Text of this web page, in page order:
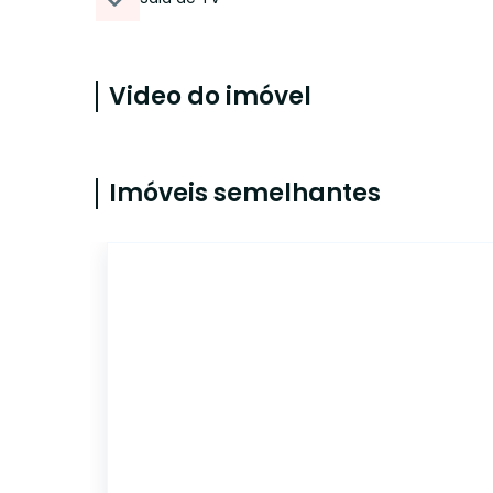
Video do imóvel
Imóveis semelhantes